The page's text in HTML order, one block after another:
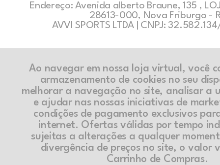
Endereço: Avenida alberto Braune, 135 ,
28613-000, Nova Friburgo -
AVVI SPORTS LTDA | CNPJ:
Ao navegar em nossa loja virtual, você
armazenamento de cookies no seu
melhorar a navegação no site, analisar a
e ajudar nas nossas iniciativas de
condições de pagamento exclusivos
internet. Ofertas válidas por tempo
sujeitas a alterações a qualquer
divergência de preços no site, o valor
Carrinho de Compras.